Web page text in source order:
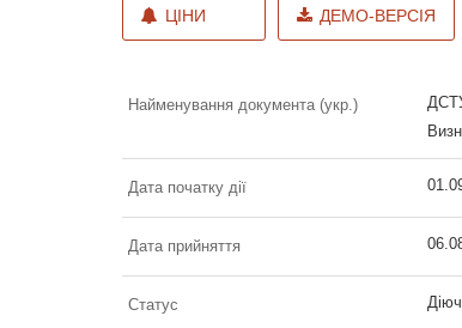
ЦІНИ ДЕМО-ВЕРСІЯ
Найменування документа (укр.)
Дата початку дії
Дата прийняття
Статус